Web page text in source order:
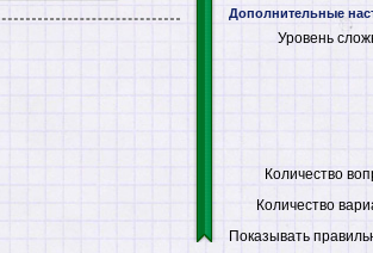
Дополнительные
Уровень
Количество
Количество
Показывать